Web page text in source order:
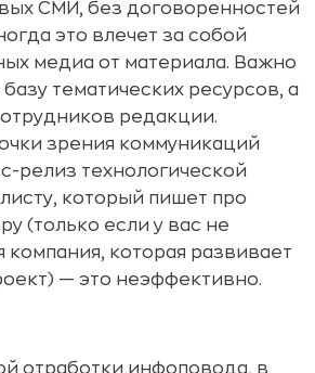
СМИ, без договоренностей
это влечет за собой
медиа от материала. Важно
тематических ресурсов, а
редакции.
зрения коммуникаций
релиз технологической
который пишет про
(только если у вас не
компания, которая развивает
— это неэффективно.
отработки инфоповода, в